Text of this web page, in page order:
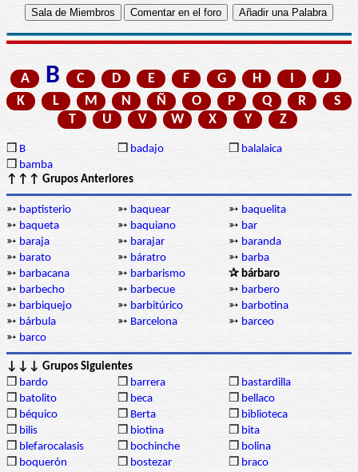
A B C D E F G H I
J
K
L M N Ñ O P Q R
S
T
U V W X Y Z
❒ B ❒ badajo ❒ balalaica
❒ bamba
↑↑↑ Grupos Anteriores
➳ baptisterio ➳ baquear ➳ baquelita
➳ baqueta ➳ baquiano ➳ bar
➳ baraja ➳ barajar ➳ baranda
➳ barato ➳ báratro ➳ barba
➳ barbacana ➳ barbarismo
✰ bárbaro
➳ barbecho ➳ barbecue ➳ barbero
➳ barbiquejo ➳ barbitúrico ➳ barbotina
➳ bárbula ➳ Barcelona ➳ barceo
➳ barco
↓↓↓ Grupos Siguientes
❒ bardo ❒ barrera ❒ bastardilla
❒ batolito ❒ beca ❒ bellaco
❒ béquico ❒ Berta ❒ biblioteca
❒ bilis ❒ biotina ❒ bita
❒ blefarocalasis ❒ bochinche ❒ bolina
❒ boquerón ❒ bostezar ❒ braco